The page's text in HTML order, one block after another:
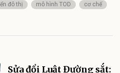
đô thị mô hình TOD
cơ chế
Sửa đổi Luật Đường sắt: